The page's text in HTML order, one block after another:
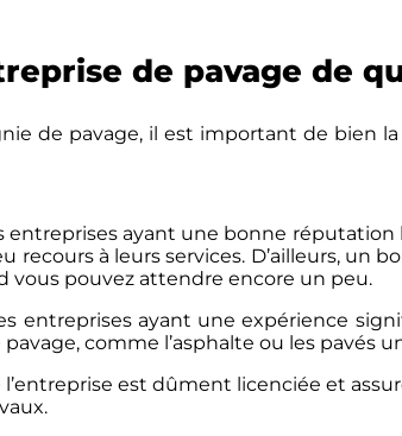
de pavage de
de pavage, il est important de bien
entreprises ayant une bonne réputation
à leurs services. D’ailleurs, un
vous pouvez attendre encore un peu.
entreprises ayant une expérience
comme l’asphalte ou les pavés
l’entreprise est dûment licenciée et